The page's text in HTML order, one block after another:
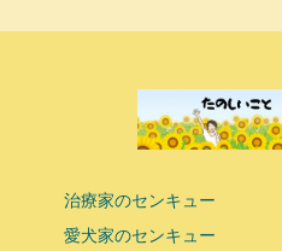
治療家のセンキュー
愛犬家のセンキュー